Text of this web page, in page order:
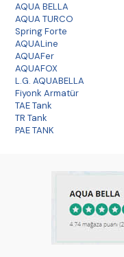
AQUA BELLA
AQUA TURCO
Spring Forte
AQUALine
AQUAFer
AQUAFOX
L.G. AQUABELLA
Fiyonk Armatür
TAE Tank
TR Tank
PAE TANK